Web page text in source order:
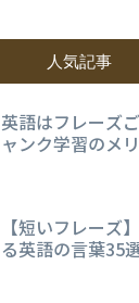
人気記事
英語はフレーズ
ャンク学習のメ
【短いフレーズ
る英語の言葉35